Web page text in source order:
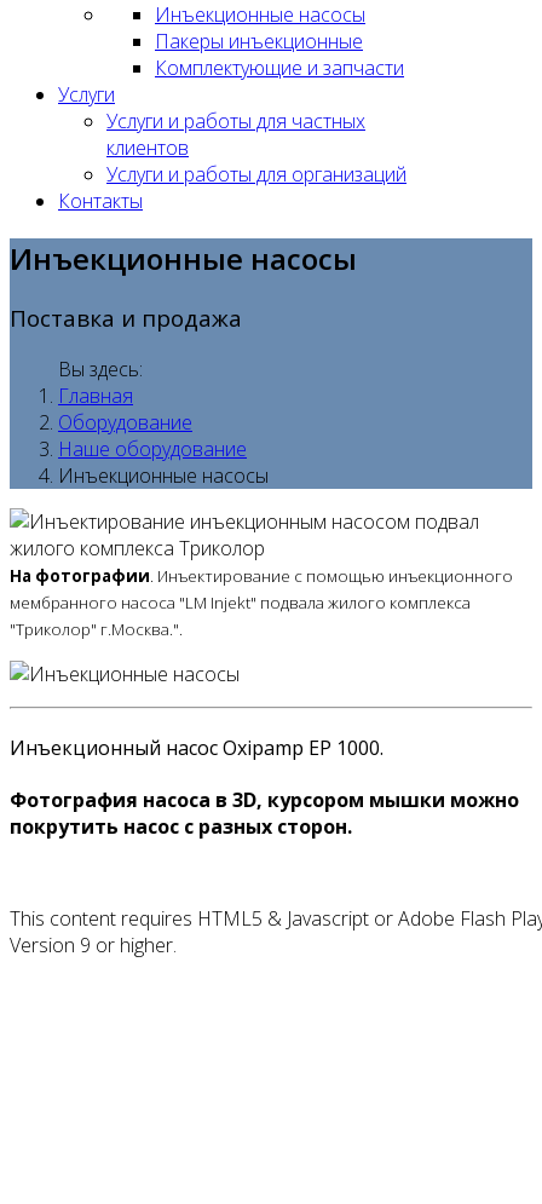
Инъекционные насосы
Пакеры инъекционные
Комплектующие и запчасти
Услуги
Услуги и работы для частных
клиентов
Услуги и работы для организаций
Контакты
Инъекционные насосы
Поставка и продажа
Вы здесь:
Главная
Оборудование
Наше оборудование
Инъекционные насосы
На фотографии . Инъектирование с помощью инъекционного
мембранного насоса "LM Injekt" подвала жилого комплекса
"Триколор" г.Москва.".
Инъекционный насос Oxipamp EP 1000.
Фотография насоса в 3D, курсором мышки можно
покрутить насос с разных сторон.
This content requires HTML5 & Javascript or Adobe Flash
Version 9 or higher.